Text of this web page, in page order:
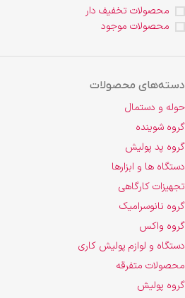
محصولات تخفیف دار
محصولات موجود
دسته‌های محصولات
حوله و دستمال
گروه شوینده
گروه پد پولیش
دستگاه ها و ابزارها
تجهیزات کارگاهی
گروه نانوسرامیک
گروه واکس
دستگاه و لوازم پولیش کاری
محصولات متفرقه
گروه پولیش